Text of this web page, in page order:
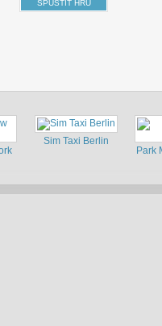
Sim Taxi Berlin
Park